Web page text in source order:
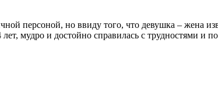
персоной, но ввиду того, что девушка – жена
мудро и достойно справилась с трудностями и